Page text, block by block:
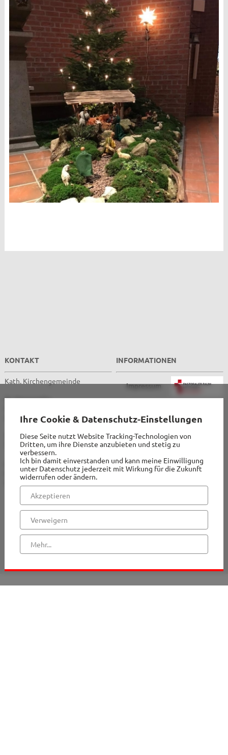
2025
Pastoraler Raum
Open Air Gottesdienst in Steinbeck
Seelsorgeteam
Verwaltung
Pfarrbüro
Küster + Organist
Kirchenvorstand
Familienzentrum / Kita
Reinhildis-Haus Pfarrheim
Kinder + Jugend
Erwachsene
Senioren
KONTAKT
Kath. Kirchengemeinde
St. Margaretha
49492 Westerkappeln
Telefon: 05404 / 2474
Telefax: 05404 / 3009
stmargaretha-
westerkappeln@bistum-
muenster.de
INFORMATIONEN
Impressum
Hinweisgeberschutz
Ihre Cookie & Datenschutz-Einstellungen
Diese Seite nutzt Website Tracking-Technologien von
Dritten, um ihre Dienste anzubieten und stetig zu
verbessern.
Ich bin damit einverstanden und kann meine Einwilligung
unter Datenschutz jederzeit mit Wirkung für die Zukunft
widerrufen oder ändern.
Akzeptieren
Verweigern
Mehr...